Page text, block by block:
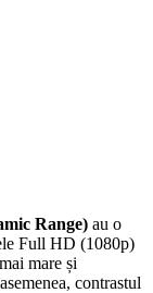
Range) au o
Full HD (1080p)
mare și
contrastul